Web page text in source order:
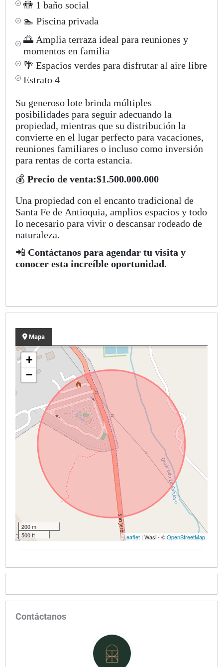
🚻 1 baño social
🏊 Piscina privada
🌅 Amplia terraza ideal para reuniones y
momentos en familia
🌴 Espacios verdes para disfrutar al aire libre
Estrato 4
Su generoso lote brinda múltiples
posibilidades para seguir adecuando la
propiedad, mientras que su distribución la
convierte en el lugar perfecto para vacaciones,
reuniones familiares o incluso como inversión
para rentas de corta estancia.
💰 Precio de venta:$1.500.000.000
Una propiedad con el encanto tradicional de
Santa Fe de Antioquia, amplios espacios y todo
lo necesario para vivir o descansar rodeado de
naturaleza.
📲 Contáctanos para agendar tu visita y
conocer esta increíble oportunidad.
Mapa
+
−
200 m
500 ft
Leaflet | Wasi - ©OpenStreetMap
Contáctanos